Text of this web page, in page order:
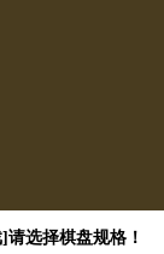
请选择棋盘规格！